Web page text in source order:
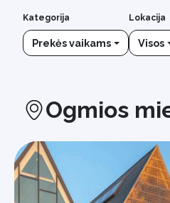
Kategorija
Prekės vaikams
Lokacija
Visos
Ogmios